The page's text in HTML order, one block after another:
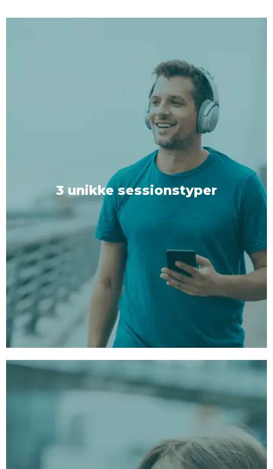
3 unikke sessionstyper
3 unikke sessionstyper
Fordyb dig i en dyb,
transformerende oplevelse.